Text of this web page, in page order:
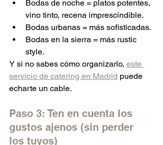
Bodas de noche = platos potentes,
vino tinto, recena imprescindible.
Bodas urbanas = más sofisticadas.
Bodas en la sierra = más rustic
style.
Y si no sabes cómo organizarlo, este
servicio de catering en Madrid puede
echarte un cable.
Paso 3: Ten en cuenta los
gustos ajenos (sin perder
los tuyos)